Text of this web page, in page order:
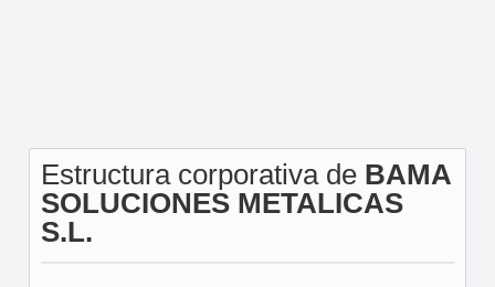
Estructura corporativa de BAMA
SOLUCIONES METALICAS
S.L.